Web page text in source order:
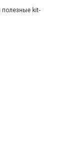
полезные kit-